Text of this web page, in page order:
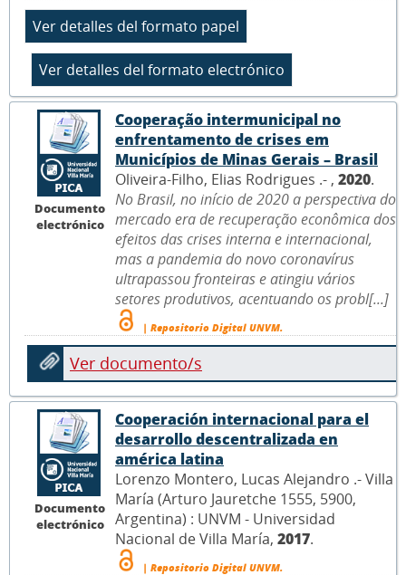
Documento
electrónico
Cooperação intermunicipal no
enfrentamento de crises em
Municípios de Minas Gerais – Brasil
Oliveira-Filho, Elias Rodrigues .- , 2020.
No Brasil, no início de 2020 a perspectiva do
mercado era de recuperação econômica dos
efeitos das crises interna e internacional,
mas a pandemia do novo coronavírus
ultrapassou fronteiras e atingiu vários
setores produtivos, acentuando os probl[...]
| Repositorio Digital UNVM.
Ver documento/s
Documento
electrónico
Cooperación internacional para el
desarrollo descentralizada en
américa latina
Lorenzo Montero, Lucas Alejandro .- Villa
María (Arturo Jauretche 1555, 5900,
Argentina) : UNVM - Universidad
Nacional de Villa María, 2017.
| Repositorio Digital UNVM.